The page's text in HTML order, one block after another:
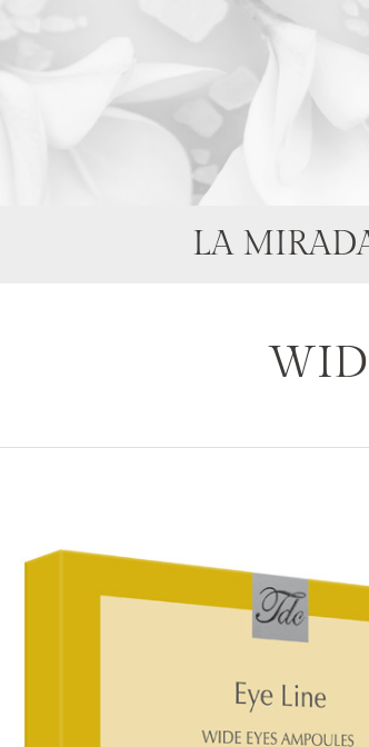
LA